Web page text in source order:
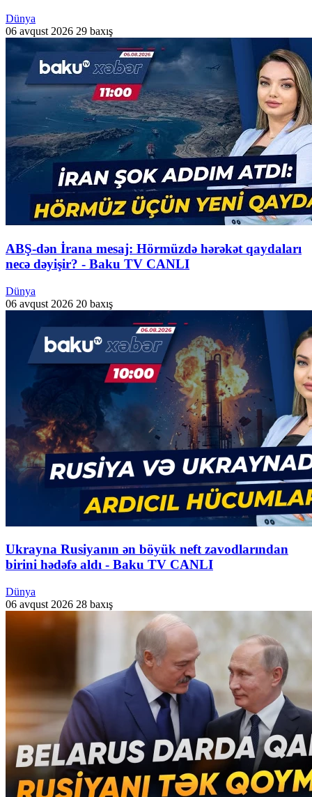
Dünya
06 avqust 2026 29 baxış
ABŞ-dən İrana mesaj: Hörmüzdə hərəkət qaydaları
necə dəyişir? - Baku TV CANLI
Dünya
06 avqust 2026 20 baxış
Ukrayna Rusiyanın ən böyük neft zavodlarından
birini hədəfə aldı - Baku TV CANLI
Dünya
06 avqust 2026 28 baxış